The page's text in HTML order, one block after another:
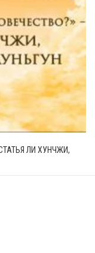
ЛИ ХУНЧЖИ,